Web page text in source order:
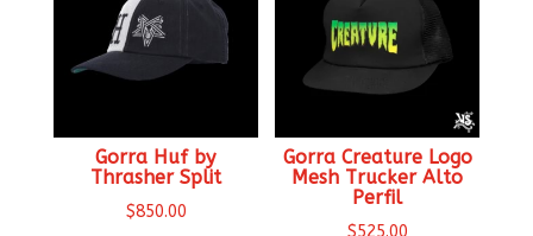
Gorra Huf by
Thrasher Split
$850.00
Gorra Creature Logo
Mesh Trucker Alto
Perfil